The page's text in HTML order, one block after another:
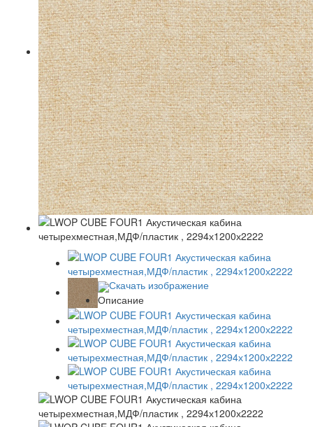
Скачать изображение
Описание